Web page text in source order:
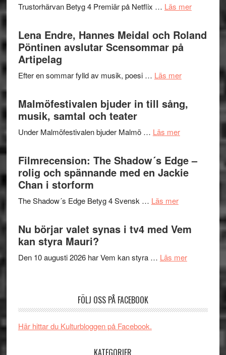
–
Delvis
bortom
terräng
Trustorhärvan Betyg 4 Premiär på Netflix … Läs merom
–
Lena Endre, Hannes Meidal och Roland
Pöntinen avslutar Scensommar på
Artipelag
Efter en sommar fylld av musik, poesi … Läs merom
Hannes
Pöntinen
avslutar
Scensommar
Malmöfestivalen bjuder in till sång,
musik, samtal och teater
Under Malmöfestivalen bjuder Malmö … Läs merom
in
till
och
Filmrecension: The Shadow´s Edge –
rolig och spännande med en Jackie
Chan i storform
The Shadow´s Edge Betyg 4 Svensk … Läs merom
Shadow
Edge
spännande
Nu börjar valet synas i tv4 med Vem
kan styra Mauri?
Den 10 augusti 2026 har Vem kan styra … Läs merom
FÖLJ OSS PÅ FACEBOOK
Här hittar du Kulturbloggen på Facebook.
KATEGORIER